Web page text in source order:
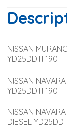
NISSAN
YD25DDTI 190
NISSAN
YD25DDTI 190
NISSAN
DIESEL